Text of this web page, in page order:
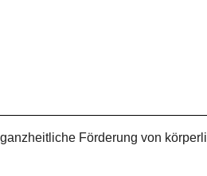
Förderung von